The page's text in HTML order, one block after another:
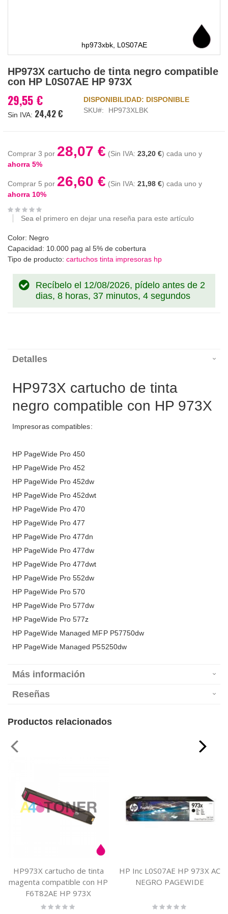
hp973xbk, L0S07AE
al
comienzo
la
galería
HP973X cartucho de tinta negro compatible
con HP L0S07AE HP 973X
29,55 €
24,42 €
DISPONIBILIDAD: DISPONIBLE
SKU
HP973XLBK
Comprar 3 por 28,07 € 23,20 € cada uno y
ahorra 5%
Comprar 5 por 26,60 € 21,98 € cada uno y
ahorra 10%
Sea el primero en dejar una reseña para este artículo
Color: Negro
Capacidad: 10.000 pag al 5% de cobertura
Tipo de producto: cartuchos tinta impresoras hp
Recíbelo el 12/08/2026, pídelo antes de 2
dias, 8 horas, 37 minutos, 4 segundos
Detalles
HP973X cartucho de tinta
negro compatible con HP 973X
Impresoras compatibles:
HP PageWide Pro 450
HP PageWide Pro 452
HP PageWide Pro 452dw
HP PageWide Pro 452dwt
HP PageWide Pro 470
HP PageWide Pro 477
HP PageWide Pro 477dn
HP PageWide Pro 477dw
HP PageWide Pro 477dwt
HP PageWide Pro 552dw
HP PageWide Pro 570
HP PageWide Pro 577dw
HP PageWide Pro 577z
HP PageWide Managed MFP P57750dw
HP PageWide Managed P55250dw
Más información
Reseñas
Productos relacionados
HP973X cartucho de tinta
magenta compatible con HP
F6T82AE HP 973X
Rating:
HP Inc L0S07AE HP 973X AC
NEGRO PAGEWIDE
Rating: